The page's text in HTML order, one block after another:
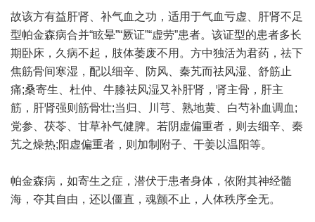
故该方有益肝肾、补气血之功，适用于气血亏虚、肝肾不足
型帕金森病合并“眩晕”“厥证”“虚劳”患者。该证型的患者多长
期卧床，久病不起，肢体萎废不用。方中独活为君药，祛下
焦筋骨间寒湿，配以细辛、防风、秦艽而祛风湿、舒筋止
痛;桑寄生、杜仲、牛膝祛风湿又补肝肾，肾主骨，肝主
筋，肝肾强则筋骨壮;当归、川芎、熟地黄、白芍补血调血;
党参、茯苓、甘草补气健脾。若阴虚偏重者，则去细辛、秦
艽之燥热;阳虚偏重者，则加制附子、干姜以温阳等。
帕金森病，如寄生之症，潜伏于患者身体，依附其神经髓
海，夺其自由，还以僵直，魂颤不止，人体秩序全无。